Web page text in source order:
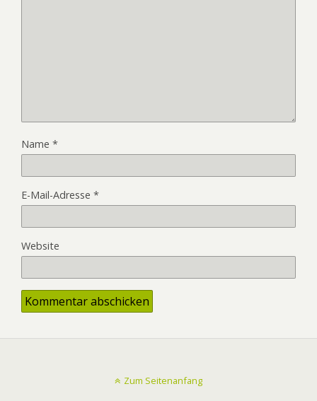
Name *
E-Mail-Adresse *
Website
Zum Seitenanfang